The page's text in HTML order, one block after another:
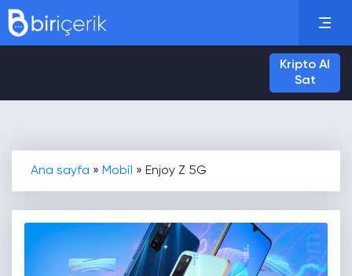
Kripto Al
Sat
Ana sayfa » Mobil » Enjoy Z 5G